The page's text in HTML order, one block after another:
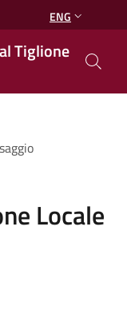
ENG
Tiglione
Locale